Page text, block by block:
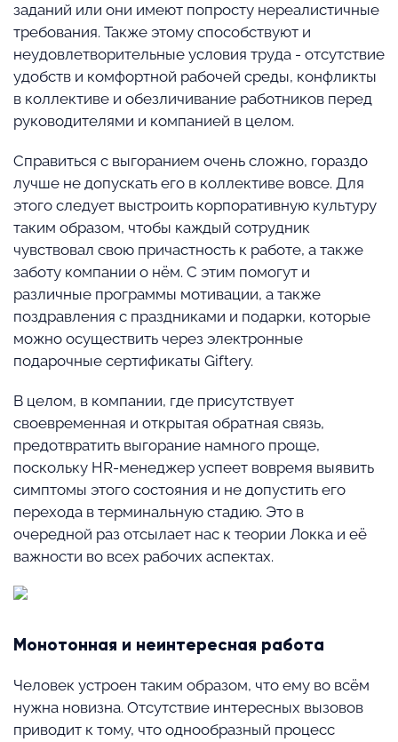
заданий или они имеют попросту нереалистичные
требования. Также этому способствуют и
неудовлетворительные условия труда - отсутствие
удобств и комфортной рабочей среды, конфликты
в коллективе и обезличивание работников перед
руководителями и компанией в целом.
Справиться с выгоранием очень сложно, гораздо
лучше не допускать его в коллективе вовсе. Для
этого следует выстроить корпоративную культуру
таким образом, чтобы каждый сотрудник
чувствовал свою причастность к работе, а также
заботу компании о нём. С этим помогут и
различные программы мотивации, а также
поздравления с праздниками и подарки, которые
можно осуществить через электронные
подарочные сертификаты Giftery.
В целом, в компании, где присутствует
своевременная и открытая обратная связь,
предотвратить выгорание намного проще,
поскольку HR-менеджер успеет вовремя выявить
симптомы этого состояния и не допустить его
перехода в терминальную стадию. Это в
очередной раз отсылает нас к теории Локка и её
важности во всех рабочих аспектах.
Монотонная и неинтересная работа
Человек устроен таким образом, что ему во всём
нужна новизна. Отсутствие интересных вызовов
приводит к тому, что однообразный процесс